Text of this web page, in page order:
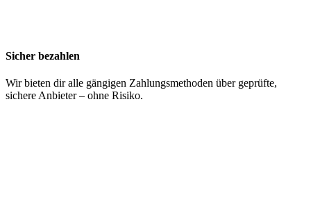
Sicher bezahlen
Wir bieten dir alle gängigen Zahlungsmethoden über geprüfte,
sichere Anbieter – ohne Risiko.